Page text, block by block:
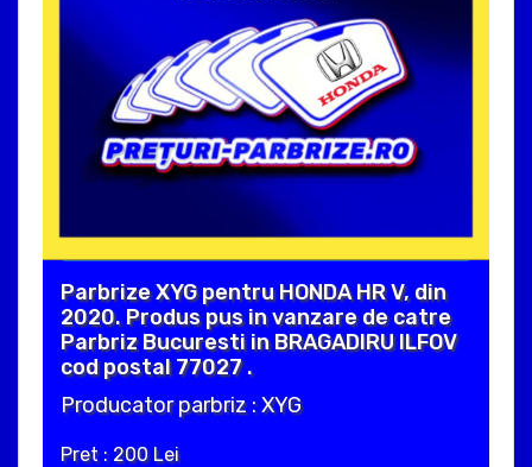
Parbrize XYG pentru HONDA HR V, din
2020. Produs pus in vanzare de catre
Parbriz Bucuresti in BRAGADIRU ILFOV
cod postal 77027 .
Producator parbriz : XYG
Pret : 200 Lei